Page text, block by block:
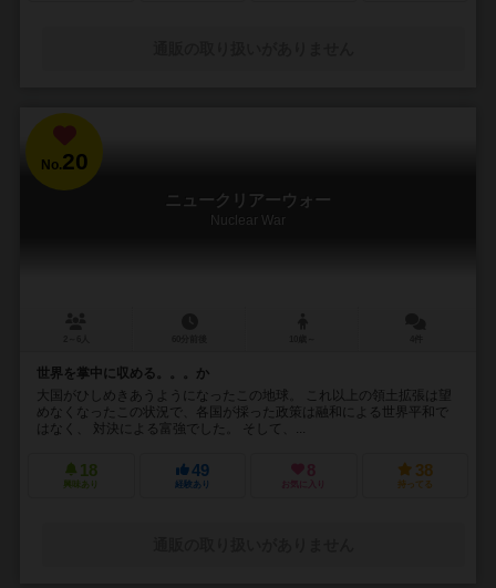
No.20
ニュークリアーウォー
Nuclear War
世界を掌中に収める。。。か
大国がひしめきあうようになったこの地球。 これ以上の領土拡張は望
めなくなったこの状況で、各国が採った政策は融和による世界平和で
はなく、 対決による富強でした。 そして、...
18
興味あり
49
経験あり
8
お気に入り
38
持ってる